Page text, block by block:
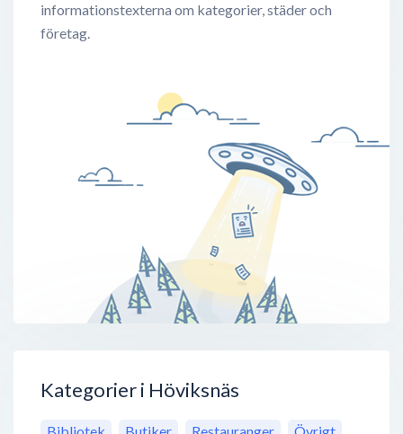
informationstexterna om kategorier, städer och
företag.
Kategorier i Höviksnäs